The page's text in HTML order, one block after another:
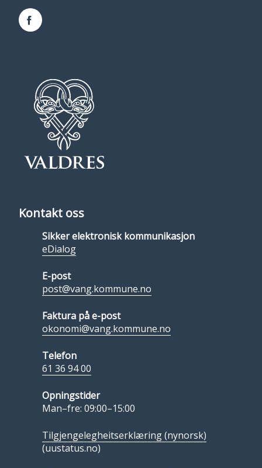
Facebook
Kontakt oss
Sikker elektronisk kommunikasjon
eDialog
E-post
post@vang.kommune.no
Faktura på e-post
okonomi@vang.kommune.no
Telefon
61 36 94 00
Opningstider
Man–fre: 09:00–15:00
Tilgjengelegheitserklæring (nynorsk)
(uustatus.no)